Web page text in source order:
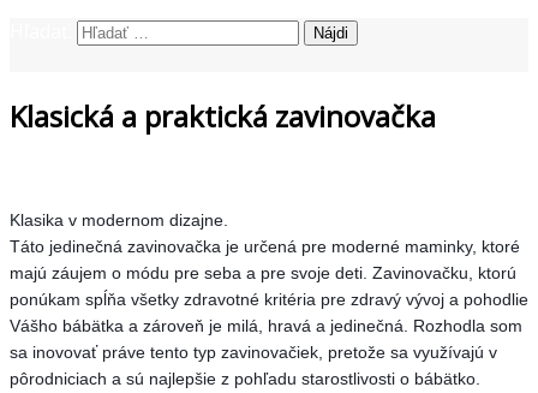
Klasická a praktická zavinovačka
Klasika v modernom dizajne.
Táto jedinečná zavinovačka je určená pre moderné maminky, ktoré
majú záujem o módu pre seba a pre svoje deti. Zavinovačku, ktorú
ponúkam spĺňa všetky zdravotné kritéria pre zdravý vývoj a pohodlie
Vášho bábätka a zároveň je milá, hravá a jedinečná. Rozhodla som
sa inovovať práve tento typ zavinovačiek, pretože sa využívajú v
pôrodniciach a sú najlepšie z pohľadu starostlivosti o bábätko.